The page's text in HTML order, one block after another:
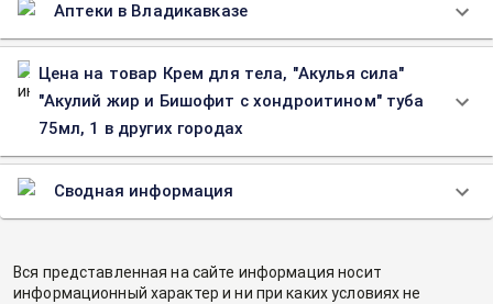
Аптеки в Владикавказе
Цена на товар Крем для тела, "Акулья сила"
"Акулий жир и Бишофит с хондроитином" туба
75мл, 1 в других городах
Сводная информация
Вся представленная на сайте информация носит
информационный характер и ни при каких условиях не